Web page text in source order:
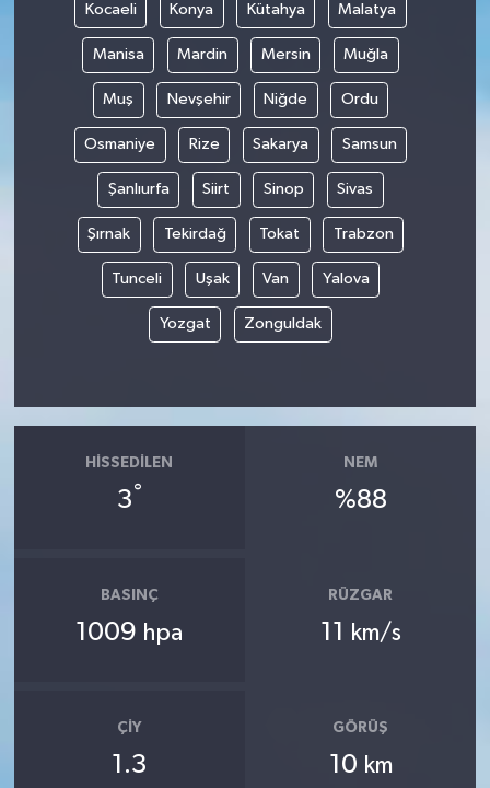
Kocaeli Konya Kütahya Malatya
Manisa Mardin Mersin Muğla
Muş Nevşehir Niğde Ordu
Osmaniye Rize Sakarya Samsun
Şanlıurfa Siirt Sinop Sivas
Şırnak Tekirdağ Tokat Trabzon
Tunceli Uşak Van Yalova
Yozgat Zonguldak
HISSEDILEN
3°
NEM
%88
BASINÇ
1009 hpa
RÜZGAR
11 km/s
ÇIY
1.3
GÖRÜŞ
10 km